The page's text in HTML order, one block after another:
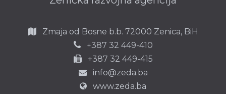
Zmaja od Bosne b.b. 72000 Zenica, BiH
+387 32 449-410
+387 32 449-415
info@zeda.ba
www.zeda.ba